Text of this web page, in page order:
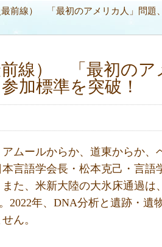
前線） 「最初のアメリカ人」問題
前線） 「最初のア
加標準を突破！
ムールからか、道東からか、
言語学会長・松本克己・言語
た、米新大陸の大氷床通過は
2022年、DNA分析と遺跡・遺
ん。